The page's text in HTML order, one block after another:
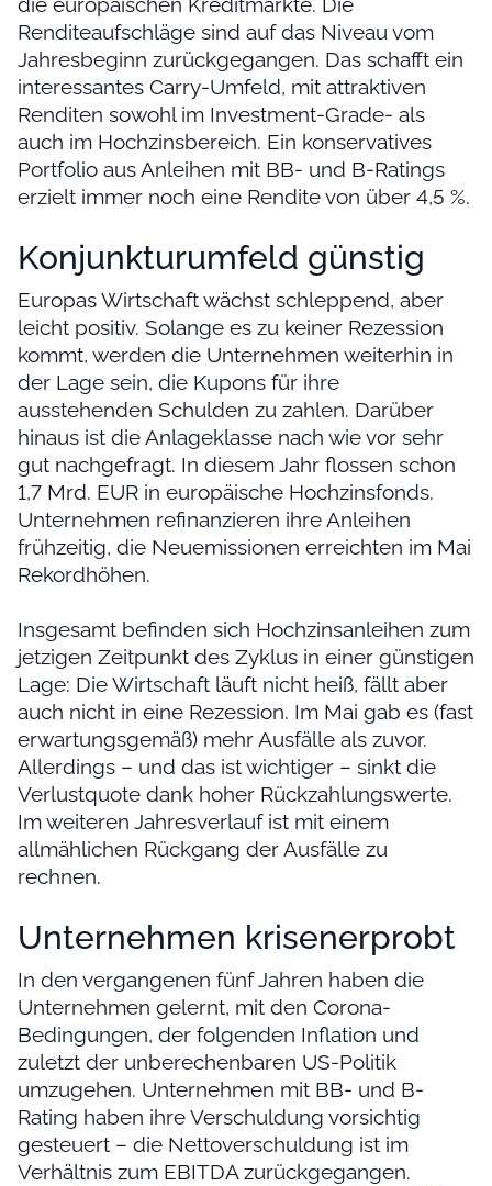
Renditeaufschläge sind auf das Niveau vom
Jahresbeginn zurückgegangen. Das schafft ein
interessantes Carry-Umfeld, mit attraktiven
Renditen sowohl im Investment-Grade- als
auch im Hochzinsbereich. Ein konservatives
Portfolio aus Anleihen mit BB- und B-Ratings
erzielt immer noch eine Rendite von über 4,5 %.
Konjunkturumfeld günstig
Europas Wirtschaft wächst schleppend, aber
leicht positiv. Solange es zu keiner Rezession
kommt, werden die Unternehmen weiterhin in
der Lage sein, die Kupons für ihre
ausstehenden Schulden zu zahlen. Darüber
hinaus ist die Anlageklasse nach wie vor sehr
gut nachgefragt. In diesem Jahr flossen schon
1,7 Mrd. EUR in europäische Hochzinsfonds.
Unternehmen refinanzieren ihre Anleihen
frühzeitig, die Neuemissionen erreichten im Mai
Rekordhöhen.
Insgesamt befinden sich Hochzinsanleihen zum
jetzigen Zeitpunkt des Zyklus in einer günstigen
Lage: Die Wirtschaft läuft nicht heiß, fällt aber
auch nicht in eine Rezession. Im Mai gab es (fast
erwartungsgemäß) mehr Ausfälle als zuvor.
Allerdings – und das ist wichtiger – sinkt die
Verlustquote dank hoher Rückzahlungswerte.
Im weiteren Jahresverlauf ist mit einem
allmählichen Rückgang der Ausfälle zu
rechnen.
Unternehmen krisenerprobt
In den vergangenen fünf Jahren haben die
Unternehmen gelernt, mit den Corona-
Bedingungen, der folgenden Inflation und
zuletzt der unberechenbaren US-Politik
umzugehen. Unternehmen mit BB- und B-
Rating haben ihre Verschuldung vorsichtig
gesteuert – die Nettoverschuldung ist im
Verhältnis zum EBITDA zurückgegangen.